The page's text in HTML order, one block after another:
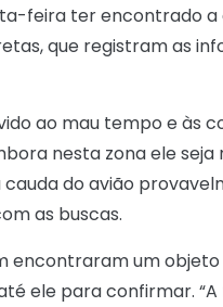
feira ter encontrado
que registram as
ao mau tempo e às
nesta zona ele
cauda do avião
as buscas.
um objeto
ele para confirmar.